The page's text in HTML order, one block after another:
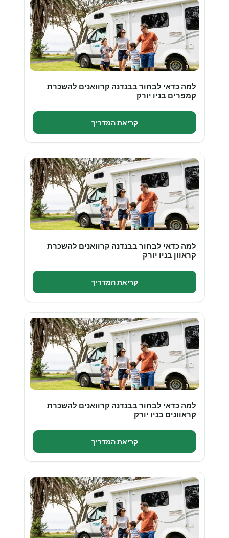
למה כדאי לבחור בבנדנה קרוואנים להשכרת
קמפרים בניו יורק
קריאת המדריך
למה כדאי לבחור בבנדנה קרוואנים להשכרת
קראוון בניו יורק
קריאת המדריך
למה כדאי לבחור בבנדנה קרוואנים להשכרת
קראוונים בניו יורק
קריאת המדריך